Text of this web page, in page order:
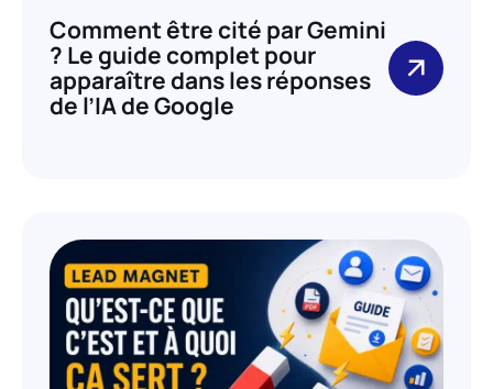
Comment être cité par Gemini
? Le guide complet pour
apparaître dans les réponses
de l’IA de Google